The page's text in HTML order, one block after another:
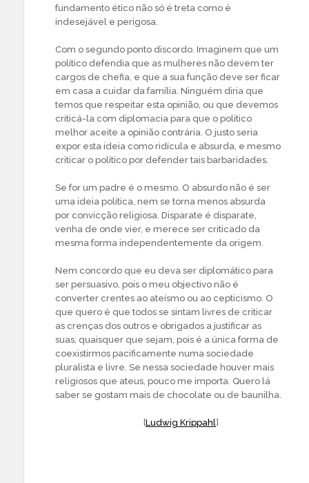
fundamento ético não só é treta como é
indesejável e perigosa.
Com o segundo ponto discordo. Imaginem que um
político defendia que as mulheres não devem ter
cargos de chefia, e que a sua função deve ser ficar
em casa a cuidar da família. Ninguém diria que
temos que respeitar esta opinião, ou que devemos
criticá-la com diplomacia para que o político
melhor aceite a opinião contrária. O justo seria
expor esta ideia como ridícula e absurda, e mesmo
criticar o político por defender tais barbaridades.
Se for um padre é o mesmo. O absurdo não é ser
uma ideia política, nem se torna menos absurda
por convicção religiosa. Disparate é disparate,
venha de onde vier, e merece ser criticado da
mesma forma independentemente da origem.
Nem concordo que eu deva ser diplomático para
ser persuasivo, pois o meu objectivo não é
converter crentes ao ateísmo ou ao cepticismo. O
que quero é que todos se sintam livres de criticar
as crenças dos outros e obrigados a justificar as
suas, quaisquer que sejam, pois é a única forma de
coexistirmos pacificamente numa sociedade
pluralista e livre. Se nessa sociedade houver mais
religiosos que ateus, pouco me importa. Quero lá
saber se gostam mais de chocolate ou de baunilha.
[Ludwig Krippahl]